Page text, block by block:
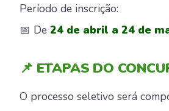
Período de inscrição:
📅 De 24 de abril a 24 de
📌 ETAPAS DO
O processo seletivo será